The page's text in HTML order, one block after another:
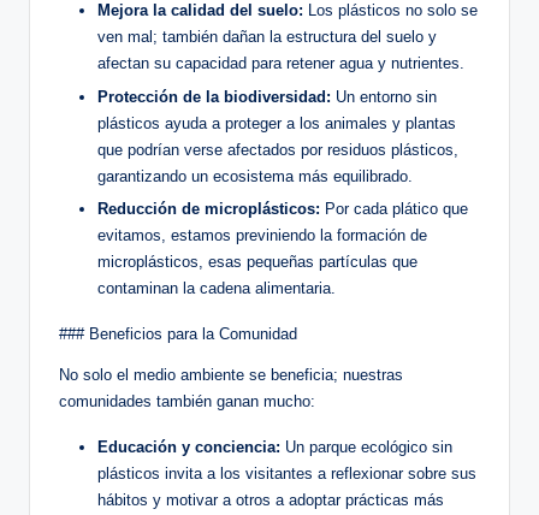
Mejora la calidad del suelo: Los plásticos no solo se
ven mal; también dañan la estructura del suelo y
afectan su capacidad para retener agua y nutrientes.
Protección de la biodiversidad: Un entorno sin
plásticos ayuda a proteger a los animales y plantas
que podrían verse afectados por residuos plásticos,
garantizando un ecosistema más equilibrado.
Reducción de microplásticos: Por cada plático que
evitamos, estamos previniendo la formación de
microplásticos, esas pequeñas partículas que
contaminan la cadena alimentaria.
### Beneficios para la Comunidad
No solo el medio ambiente se beneficia; nuestras
comunidades también ganan mucho:
Educación y conciencia: Un parque ecológico sin
plásticos invita a los visitantes a reflexionar sobre sus
hábitos y motivar a otros a adoptar prácticas más